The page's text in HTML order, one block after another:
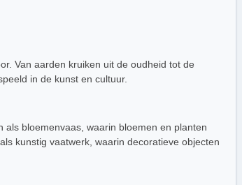
Van aarden kruiken uit de oudheid tot de
in de kunst en cultuur.
bloemenvaas, waarin bloemen en planten
kunstig vaatwerk, waarin decoratieve objecten